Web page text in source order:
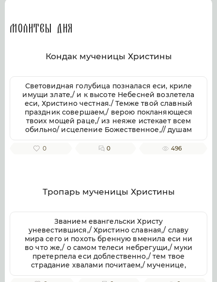
Молитвы дня
Кондак мученицы Христины
Световидная голубица позналася еси, криле
имущи злате,/ и к высоте Небесней возлетела
еси, Христино честная./ Темже твой славный
праздник совершаем,/ верою покланяющеся
твоих мощей раце,/ из неяже истекает всем
обильно/ исцеление Божественное,// душам
же и телом.
0 0 496
Тропарь мученицы Христины
Званием евангельски Христу
уневестившися,/ Христино славная,/ славу
мира сего и похоть бренную вменила еси ни
во что же,/ о самом телеси небрегущи,/ муки
претерпела еси доблественно,/ тем твое
страдание хвалами почитаем,/ мученице,
Христу тезоименитая.